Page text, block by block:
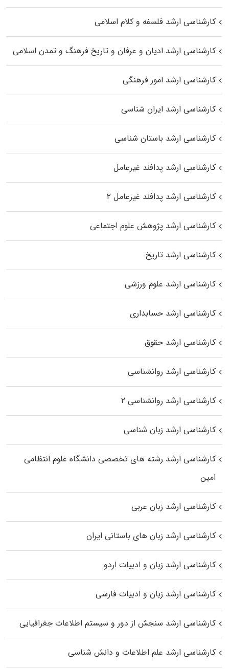
کارشناسی ارشد فلسفه و کلام اسلامی
کارشناسی ارشد ادیان و عرفان و تاریخ فرهنگ و تمدن اسلامی
کارشناسی ارشد امور فرهنگی
کارشناسی ارشد ایران شناسی
کارشناسی ارشد باستان شناسی
کارشناسی ارشد پدافند غیرعامل
کارشناسی ارشد پدافند غیرعامل ۲
کارشناسی ارشد پژوهش علوم اجتماعی
کارشناسی ارشد تاریخ
کارشناسی ارشد علوم ورزشی
کارشناسی ارشد حسابداری
کارشناسی ارشد حقوق
کارشناسی ارشد روانشناسی
کارشناسی ارشد روانشناسی ۲
کارشناسی ارشد زبان شناسی
کارشناسی ارشد رﺷﺘﻪ ﻫﺎی تخصصی داﻧﺸﮕﺎه ﻋﻠﻮم انتظامی
اﻣﻴﻦ
کارشناسی ارشد زبان عربی
کارشناسی ارشد زبان‌ های باستانی ایران
کارشناسی ارشد زبان و ادبیات اردو
کارشناسی ارشد زبان و ادبیات فارسی
کارشناسی ارشد سنجش از دور و سیستم اطلاعات جغرافیایی
کارشناسی ارشد علم اطلاعات و دانش شناسی